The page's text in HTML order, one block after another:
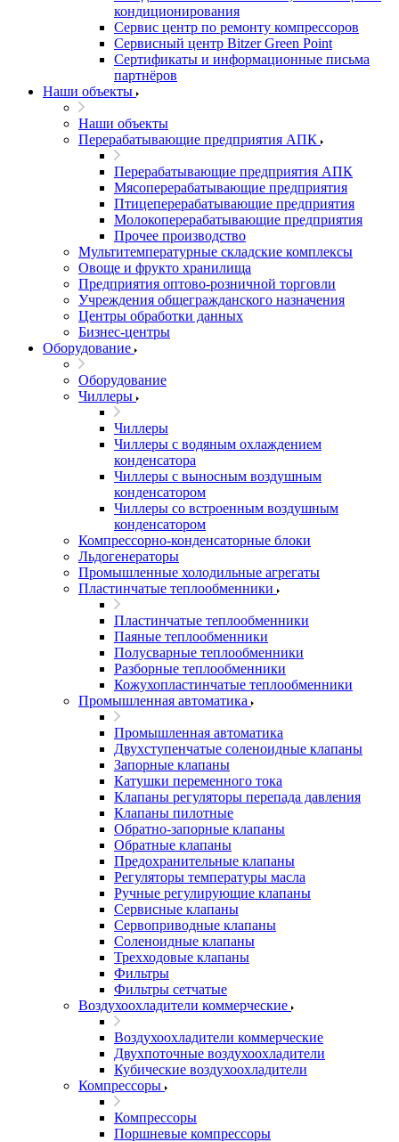
кондиционирования
Сервис центр по ремонту компрессоров
Сервисный центр Bitzer Green Point
Сертификаты и информационные письма
партнёров
Наши объекты
Наши объекты
Перерабатывающие предприятия АПК
Перерабатывающие предприятия АПК
Мясоперерабатывающие предприятия
Птицеперерабатывающие предприятия
Молокоперерабатывающие предприятия
Прочее производство
Мультитемпературные складские комплексы
Овоще и фрукто хранилища
Предприятия оптово-розничной торговли
Учреждения общегражданского назначения
Центры обработки данных
Бизнес-центры
Оборудование
Оборудование
Чиллеры
Чиллеры
Чиллеры с водяным охлаждением
конденсатора
Чиллеры с выносным воздушным
конденсатором
Чиллеры со встроенным воздушным
конденсатором
Компрессорно-конденсаторные блоки
Льдогенераторы
Промышленные холодильные агрегаты
Пластинчатые теплообменники
Пластинчатые теплообменники
Паяные теплообменники
Полусварные теплообменники
Разборные теплообменники
Кожухопластинчатые теплообменники
Промышленная автоматика
Промышленная автоматика
Двухступенчатые соленоидные клапаны
Запорные клапаны
Катушки переменного тока
Клапаны регуляторы перепада давления
Клапаны пилотные
Обратно-запорные клапаны
Обратные клапаны
Предохранительные клапаны
Регуляторы температуры масла
Ручные регулирующие клапаны
Сервисные клапаны
Сервоприводные клапаны
Соленоидные клапаны
Трехходовые клапаны
Фильтры
Фильтры сетчатые
Воздухоохладители коммерческие
Воздухоохладители коммерческие
Двухпоточные воздухоохладители
Кубические воздухоохладители
Компрессоры
Компрессоры
Поршневые компрессоры